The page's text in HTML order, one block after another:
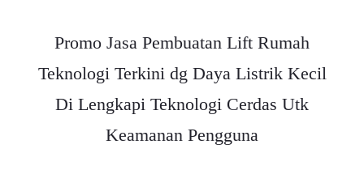
Promo Jasa Pembuatan Lift Rumah
Teknologi Terkini dg Daya Listrik Kecil
Di Lengkapi Teknologi Cerdas Utk
Keamanan Pengguna